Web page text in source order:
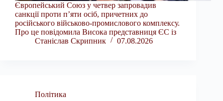
Європейський Союз у четвер запровадив
санкції проти п’яти осіб, причетних до
російського військово-промислового комплексу.
Про це повідомила Висока представниця ЄС із
Станіслав Скрипник
07.08.2026
Політика